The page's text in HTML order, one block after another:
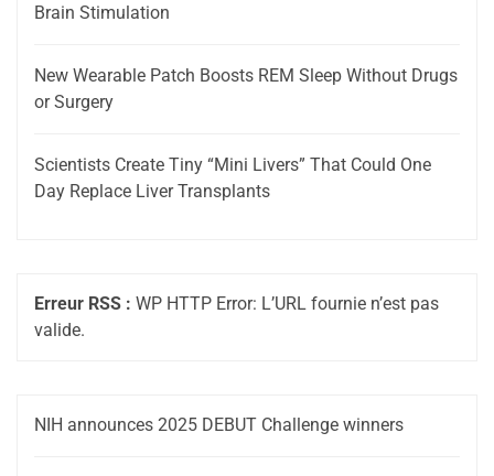
Brain Stimulation
New Wearable Patch Boosts REM Sleep Without Drugs
or Surgery
Scientists Create Tiny “Mini Livers” That Could One
Day Replace Liver Transplants
Erreur RSS : WP HTTP Error: L’URL fournie n’est pas
valide.
NIH announces 2025 DEBUT Challenge winners